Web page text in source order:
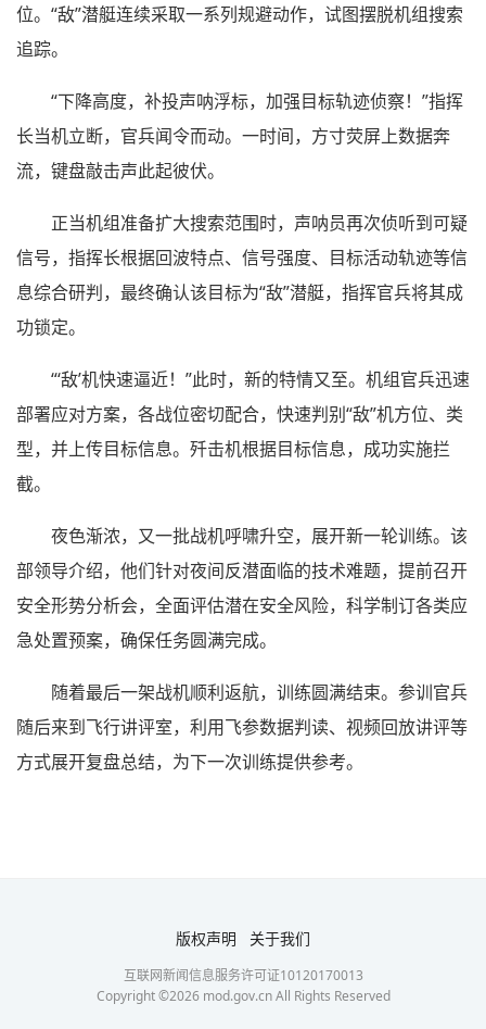
位。“敌”潜艇连续采取一系列规避动作，试图摆脱机组搜索
追踪。
“下降高度，补投声呐浮标，加强目标轨迹侦察！”指挥
长当机立断，官兵闻令而动。一时间，方寸荧屏上数据奔
流，键盘敲击声此起彼伏。
正当机组准备扩大搜索范围时，声呐员再次侦听到可疑
信号，指挥长根据回波特点、信号强度、目标活动轨迹等信
息综合研判，最终确认该目标为“敌”潜艇，指挥官兵将其成
功锁定。
“‘敌’机快速逼近！”此时，新的特情又至。机组官兵迅速
部署应对方案，各战位密切配合，快速判别“敌”机方位、类
型，并上传目标信息。歼击机根据目标信息，成功实施拦
截。
夜色渐浓，又一批战机呼啸升空，展开新一轮训练。该
部领导介绍，他们针对夜间反潜面临的技术难题，提前召开
安全形势分析会，全面评估潜在安全风险，科学制订各类应
急处置预案，确保任务圆满完成。
随着最后一架战机顺利返航，训练圆满结束。参训官兵
随后来到飞行讲评室，利用飞参数据判读、视频回放讲评等
方式展开复盘总结，为下一次训练提供参考。
版权声明 关于我们
互联网新闻信息服务许可证10120170013
Copyright ©2026mod.gov.cn All Rights Reserved